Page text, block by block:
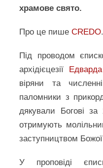
храмове свято.
Про це пишеCREDO.
Під проводом
архідієцезії
віряни та
паломники з
дякували Богові за
отримують
заступництвом
У проповіді